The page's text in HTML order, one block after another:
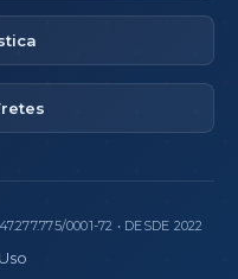
0001-72 • DESDE 2022